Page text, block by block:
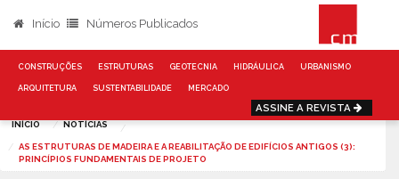
Início Números Publicados
CONSTRUÇÕES ESTRUTURAS GEOTECNIA HIDRÁULICA URBANISMO
ARQUITETURA SUSTENTABILIDADE MERCADO
ASSINE A REVISTA
INÍCIO NOTÍCIAS
AS ESTRUTURAS DE MADEIRA E A REABILITAÇÃO DE EDIFÍCIOS ANTIGOS (3):
PRINCÍPIOS FUNDAMENTAIS DE PROJETO